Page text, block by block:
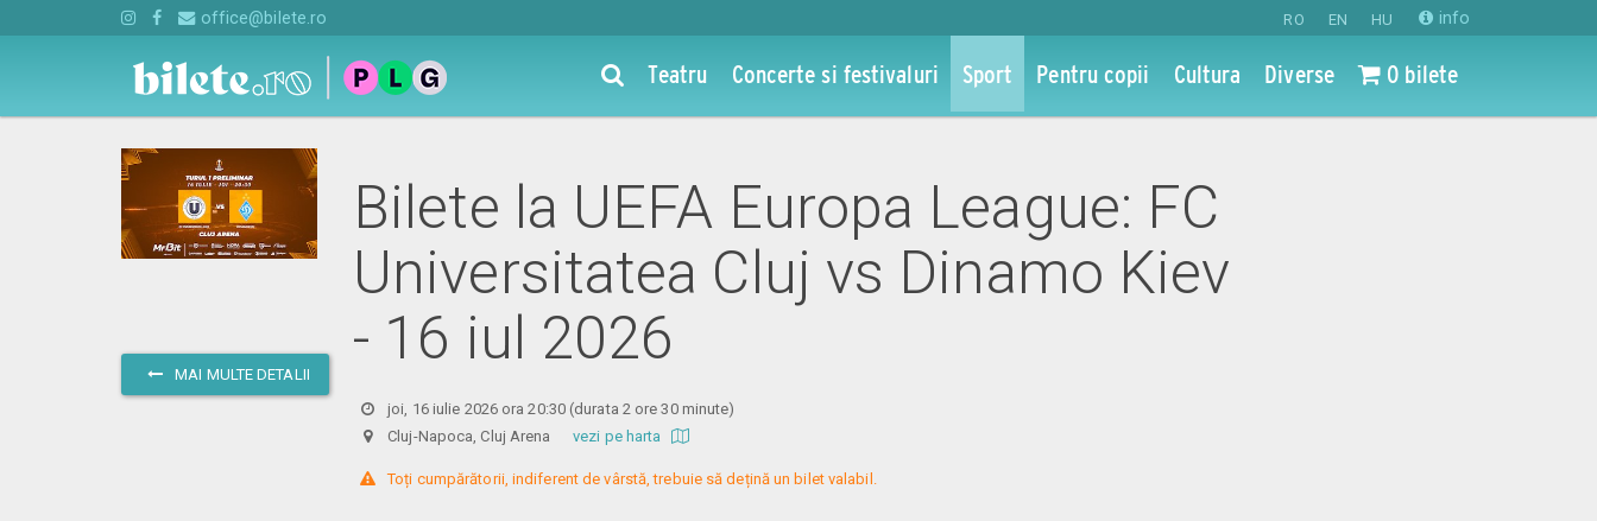
RO EN HU info
office@bilete.ro
Teatru Concerte si festivaluri Sport Pentru copii Cultura Diverse 0 bilete
MAI MULTE DETALII
Bilete la UEFA Europa League: FC
Universitatea Cluj vs Dinamo Kiev
- 16 iul 2026
joi, 16 iulie 2026 ora 20:30 (durata 2 ore 30 minute)
Cluj-Napoca, Cluj Arenavezi pe harta
Toți cumpărătorii, indiferent de vârstă, trebuie să dețină un bilet valabil.